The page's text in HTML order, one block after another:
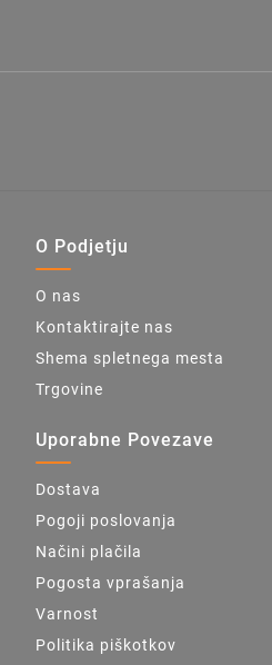
O Podjetju
O nas
Kontaktirajte nas
Shema spletnega mesta
Trgovine
Uporabne Povezave
Dostava
Pogoji poslovanja
Načini plačila
Pogosta vprašanja
Varnost
Politika piškotkov